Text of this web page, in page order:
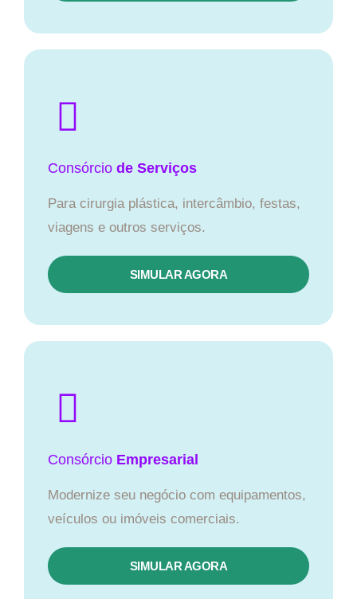
Consórcio de Serviços
Para cirurgia plástica, intercâmbio, festas,
viagens e outros serviços.
SIMULAR AGORA
Consórcio Empresarial
Modernize seu negócio com equipamentos,
veículos ou imóveis comerciais.
SIMULAR AGORA